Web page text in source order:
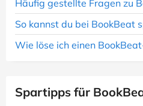
Häufig gestellte Fragen zu
So kannst du bei BookBeat
Wie löse ich einen
Spartipps für